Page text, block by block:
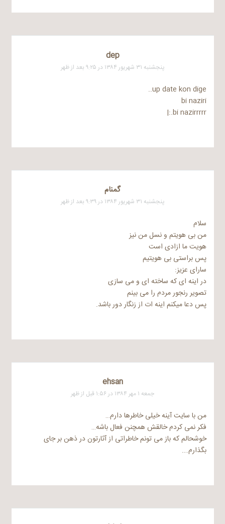
dep
پنجشنبه ۳۱ شهریور ۱۳۸۴ در ۹:۲۵ بعد از ظهر
up date kon dige..
bi naziri
bi nazirrrrr.:|
گمنام
پنجشنبه ۳۱ شهریور ۱۳۸۴ در ۹:۳۹ بعد از ظهر
سلام
من بی هویتم و نسل من نیز
هویت ما ازادی است
پس براستی بی هویتیم
سارای عزیز:
در اینه ای که ساخته ای و می سازی
تصویر رنجور مردم را می بینم
پس دعا میکنم اینه ات از زنگار دور باشد.
ehsan
جمعه ۱ مهر ۱۳۸۴ در ۱:۵۶ قبل از ظهر
من با سایت آینه خیلی خاطرها دارم…
فکر نمی کردم خالقش همچنن فعال باشه…
خوشحالم که باز می تونم خاطراتی از آثارتون در ذهن بر جای
بگذارم….